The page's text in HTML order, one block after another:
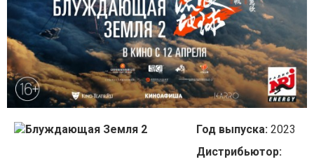
Год выпуска: 2023
Дистрибьютор: